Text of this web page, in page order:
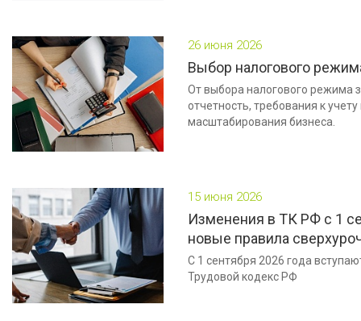
26 июня 2026
Выбор налогового
От выбора налогового режима
отчетность, требования к
масштабирования бизнеса.
15 июня 2026
Изменения в ТК РФ с 1
новые правила
С 1 сентября 2026 года
Трудовой кодекс РФ